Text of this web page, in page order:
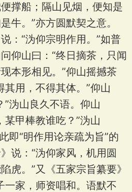
撑船；隔山见烟，便知是
牛。”亦方圆默契之意。
：“沩仰宗明作用。”如普
仰山曰：“终日摘茶，只闻
本形相见。”仰山摇撼茶
其用，不得其体。”仰山
”沩山良久不语。仰山
某甲棒教谁吃？”沩山
即“明作用论亲疏为旨”的
说：“沩仰家风，机用圆
虎。”又《五家宗旨纂要》
一家，师资唱和。语默不